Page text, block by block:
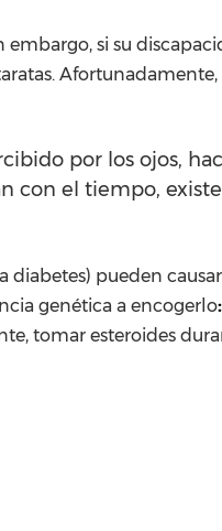
si su
Afortunadamente,
por los ojos,
con el tiempo,
diabetes) pueden causar
genética a encogerlo
tomar esteroides